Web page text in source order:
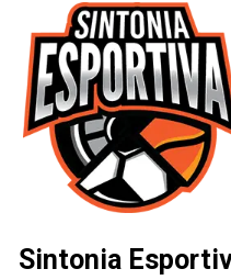
Sintonia